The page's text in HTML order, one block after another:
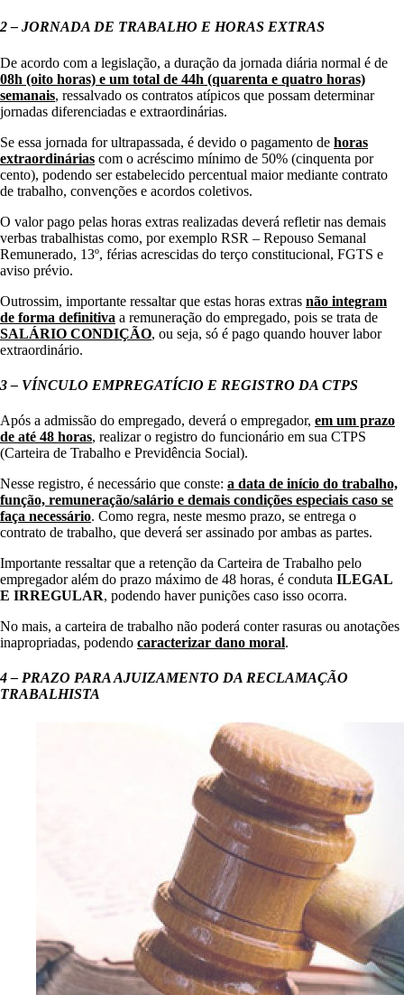
2 – JORNADA DE TRABALHO E HORAS EXTRAS
De acordo com a legislação, a duração da jornada diária normal é de
08h (oito horas) e um total de 44h (quarenta e quatro horas)
semanais, ressalvado os contratos atípicos que possam determinar
jornadas diferenciadas e extraordinárias.
Se essa jornada for ultrapassada, é devido o pagamento de horas
extraordinárias com o acréscimo mínimo de 50% (cinquenta por
cento), podendo ser estabelecido percentual maior mediante contrato
de trabalho, convenções e acordos coletivos.
O valor pago pelas horas extras realizadas deverá refletir nas demais
verbas trabalhistas como, por exemplo RSR – Repouso Semanal
Remunerado, 13º, férias acrescidas do terço constitucional, FGTS e
aviso prévio.
Outrossim, importante ressaltar que estas horas extras não integram
de forma definitiva a remuneração do empregado, pois se trata de
SALÁRIO CONDIÇÃO, ou seja, só é pago quando houver labor
extraordinário.
3 – VÍNCULO EMPREGATÍCIO E REGISTRO DA CTPS
Após a admissão do empregado, deverá o empregador, em um prazo
de até 48 horas, realizar o registro do funcionário em sua CTPS
(Carteira de Trabalho e Previdência Social).
Nesse registro, é necessário que conste: a data de início do trabalho,
função, remuneração/salário e demais condições especiais caso se
faça necessário. Como regra, neste mesmo prazo, se entrega o
contrato de trabalho, que deverá ser assinado por ambas as partes.
Importante ressaltar que a retenção da Carteira de Trabalho pelo
empregador além do prazo máximo de 48 horas, é conduta ILEGAL
E IRREGULAR, podendo haver punições caso isso ocorra.
No mais, a carteira de trabalho não poderá conter rasuras ou anotações
inapropriadas, podendo caracterizar dano moral.
4 – PRAZO PARA AJUIZAMENTO DA RECLAMAÇÃO
TRABALHISTA